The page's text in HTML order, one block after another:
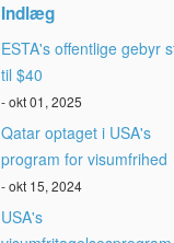
Indlæg
ESTA's offentlige gebyr
til $40
- okt 01, 2025
Qatar optaget i USA's
program for visumfrihed
- okt 15, 2024
USA's